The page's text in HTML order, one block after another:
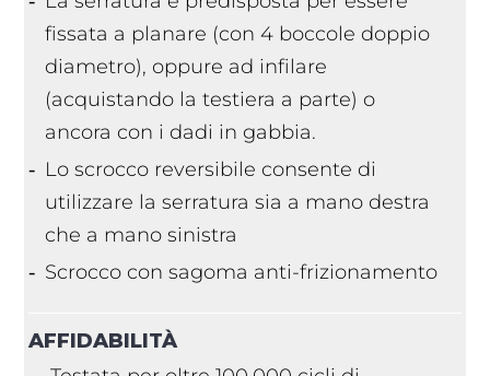
fissata a planare (con 4 boccole doppio
diametro), oppure ad infilare
(acquistando la testiera a parte) o
ancora con i dadi in gabbia.
Lo scrocco reversibile consente di
utilizzare la serratura sia a mano destra
che a mano sinistra
Scrocco con sagoma anti-frizionamento
AFFIDABILITÀ